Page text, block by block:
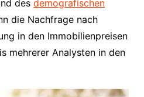
des demografischen
die Nachfrage nach
in den Immobilienpreisen
mehrerer Analysten in den